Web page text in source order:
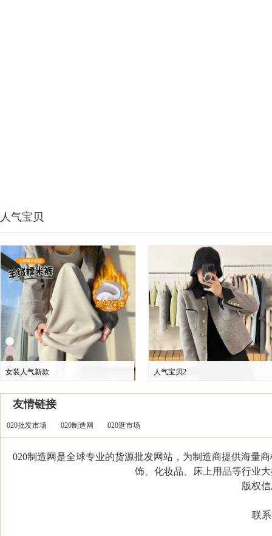
人气宝贝
女装人气新款 人气宝贝2
友情链接
020批发市场 020制造网 020逛市场
020制造网是全球专业的货源批发网站，为制造商提供海量
饰、化妆品、床上用品等行业
版权信
联